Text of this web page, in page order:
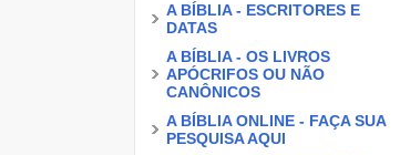
A BÍBLIA - ESCRITORES E
DATAS
A BÍBLIA - OS LIVROS
APÓCRIFOS OU NÃO
CANÔNICOS
A BÍBLIA ONLINE - FAÇA SUA
PESQUISA AQUI